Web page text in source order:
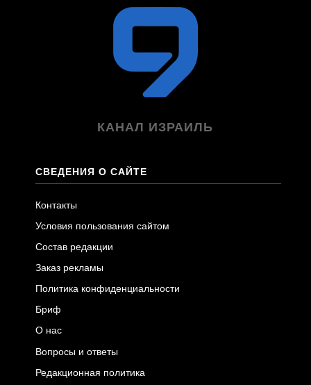
КАНАЛ ИЗРАИЛЬ
СВЕДЕНИЯ О САЙТЕ
Контакты
Условия пользования сайтом
Состав редакции
Заказ рекламы
Политика конфиденциальности
Бриф
О нас
Вопросы и ответы
Редакционная политика